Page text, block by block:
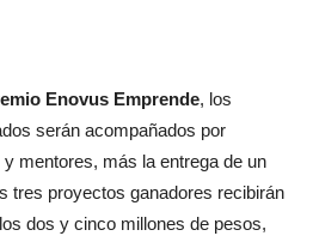
Enovus Emprende, los
serán acompañados por
mentores, más la entrega de un
tres proyectos ganadores recibirán
dos y cinco millones de pesos,